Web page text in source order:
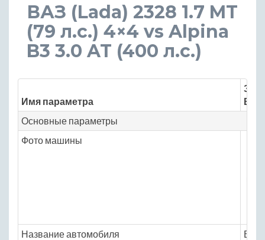
ВАЗ (Lada) 2328 1.7 MT
(79 л.с.) 4×4 vs Alpina
B3 3.0 AT (400 л.с.)
Имя параметра
ВАЗ
Основные параметры
Фото машины
Название автомобиля
ВАЗ